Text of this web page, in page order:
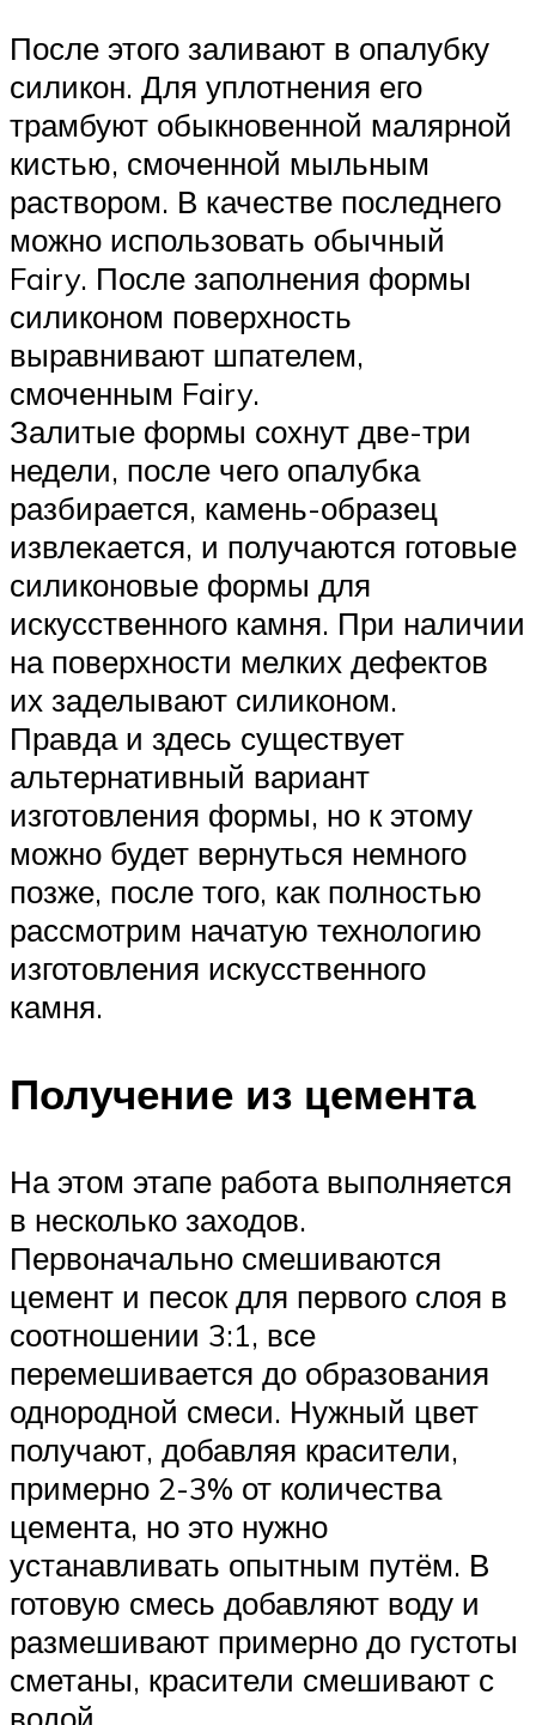
После этого заливают в опалубку
силикон. Для уплотнения его
трамбуют обыкновенной малярной
кистью, смоченной мыльным
раствором. В качестве последнего
можно использовать обычный
Fairy. После заполнения формы
силиконом поверхность
выравнивают шпателем,
смоченным Fairy.
Залитые формы сохнут две-три
недели, после чего опалубка
разбирается, камень-образец
извлекается, и получаются готовые
силиконовые формы для
искусственного камня. При наличии
на поверхности мелких дефектов
их заделывают силиконом.
Правда и здесь существует
альтернативный вариант
изготовления формы, но к этому
можно будет вернуться немного
позже, после того, как полностью
рассмотрим начатую технологию
изготовления искусственного
камня.
Получение из цемента
На этом этапе работа выполняется
в несколько заходов.
Первоначально смешиваются
цемент и песок для первого слоя в
соотношении 3:1, все
перемешивается до образования
однородной смеси. Нужный цвет
получают, добавляя красители,
примерно 2-3% от количества
цемента, но это нужно
устанавливать опытным путём. В
готовую смесь добавляют воду и
размешивают примерно до густоты
сметаны, красители смешивают с